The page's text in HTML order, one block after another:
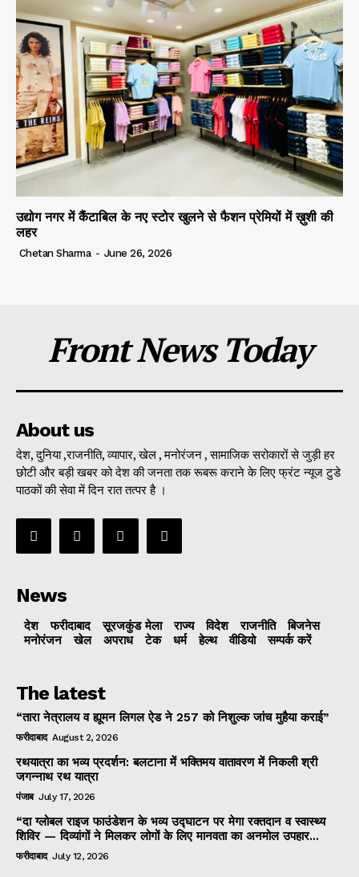
उद्योग नगर में कैंटाबिल के नए स्टोर खुलने से फैशन प्रेमियों में ख़ुशी की
लहर
Chetan Sharma - June 26, 2026
Front News Today
About us
देश, दुनिया ,राजनीति, व्यापार, खेल , मनोरंजन , सामाजिक सरोकारों से जुड़ी हर
छोटी और बड़ी खबर को देश की जनता तक रूबरू कराने के लिए फ्रंट न्यूज टुडे
पाठकों की सेवा में दिन रात तत्पर है ।
News
देश फरीदाबाद सूरजकुंड मेला राज्‍य विदेश राजनीति
बिजनेस
मनोरंजन
खेल अपराध टेक धर्म हेल्थ वीडियो सम्पर्क करें
The latest
“तारा नेत्रालय व ह्यूमन लिगल ऐड ने 257 को निशुल्क जांच मुहैया कराई”
फरीदाबाद August 2, 2026
रथयात्रा का भव्य प्रदर्शन: बलटाना में भक्तिमय वातावरण में निकली श्री
जगन्नाथ रथ यात्रा
पंजाब July 17, 2026
“दा ग्लोबल राइज फाउंडेशन के भव्य उद्घाटन पर मेगा रक्तदान व स्वास्थ्य
शिविर — दिव्यांगों ने मिलकर लोगों के लिए मानवता का अनमोल उपहार...
फरीदाबाद July 12, 2026